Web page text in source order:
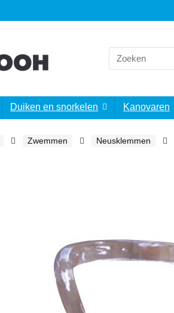
Search
for:
Duiken en snorkelen Kanovaren
Zwemmen Neusklemmen